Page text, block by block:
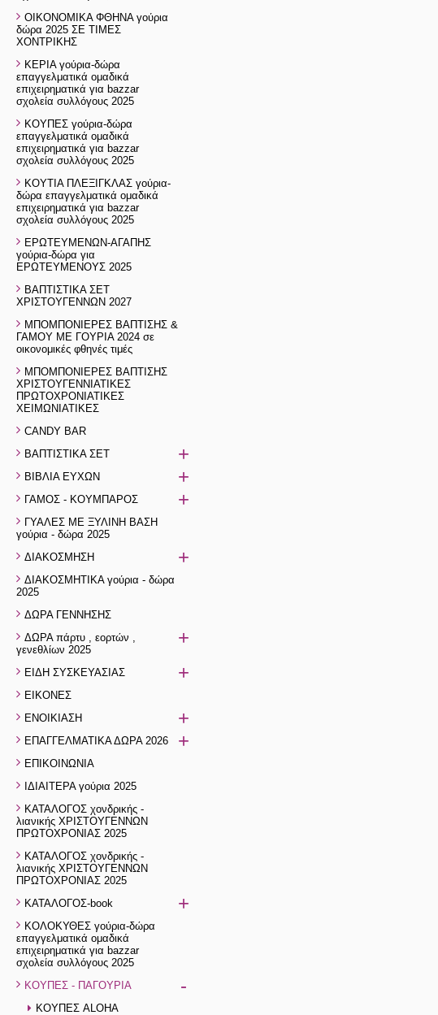
ΟΙΚΟΝΟΜΙΚΑ ΦΘΗΝΑ γούρια
δώρα 2025 ΣΕ ΤΙΜΕΣ
ΧΟΝΤΡΙΚΗΣ
ΚΕΡΙΑ γούρια-δώρα
επαγγελματικά ομαδικά
επιχειρηματικά για bazzar
σχολεία συλλόγους 2025
ΚΟΥΠΕΣ γούρια-δώρα
επαγγελματικά ομαδικά
επιχειρηματικά για bazzar
σχολεία συλλόγους 2025
ΚΟΥΤΙΑ ΠΛΕΞΙΓΚΛΑΣ γούρια-
δώρα επαγγελματικά ομαδικά
επιχειρηματικά για bazzar
σχολεία συλλόγους 2025
ΕΡΩΤΕΥΜΕΝΩΝ-ΑΓΑΠΗΣ
γούρια-δώρα για
ΕΡΩΤΕΥΜΕΝΟΥΣ 2025
ΒΑΠΤΙΣΤΙΚΑ ΣΕΤ
ΧΡΙΣΤΟΥΓΕΝΝΩΝ 2027
ΜΠΟΜΠΟΝΙΕΡΕΣ ΒΑΠΤΙΣΗΣ &
ΓΑΜΟΥ ΜΕ ΓΟΥΡΙΑ 2024 σε
οικονομικές φθηνές τιμές
ΜΠΟΜΠΟΝΙΕΡΕΣ ΒΑΠΤΙΣΗΣ
ΧΡΙΣΤΟΥΓΕΝΝΙΑΤΙΚΕΣ
ΠΡΩΤΟΧΡΟΝΙΑΤΙΚΕΣ
ΧΕΙΜΩΝΙΑΤΙΚΕΣ
CANDY BAR
ΒΑΠΤΙΣΤΙΚΑ ΣΕΤ
+
ΒΙΒΛΙΑ ΕΥΧΩΝ +
ΓΑΜΟΣ - ΚΟΥΜΠΑΡΟΣ +
ΓΥΑΛΕΣ ΜΕ ΞΥΛΙΝΗ ΒΑΣΗ
γούρια - δώρα 2025
ΔΙΑΚΟΣΜΗΣΗ
+
ΔΙΑΚΟΣΜΗΤΙΚΑ γούρια - δώρα
2025
ΔΩΡΑ ΓΕΝΝΗΣΗΣ
ΔΩΡΑ πάρτυ , εορτών ,
γενεθλίων 2025
+
ΕΙΔΗ ΣΥΣΚΕΥΑΣΙΑΣ +
ΕΙΚΟΝΕΣ
ΕΝΟΙΚΙΑΣΗ
+
ΕΠΑΓΓΕΛΜΑΤΙΚΑ ΔΩΡΑ 2026 +
ΕΠΙΚΟΙΝΩΝΙΑ
ΙΔΙΑΙΤΕΡΑ γούρια 2025
ΚΑΤΑΛΟΓΟΣ χονδρικής -
λιανικής ΧΡΙΣΤΟΥΓΕΝΝΩΝ
ΠΡΩΤΟΧΡΟΝΙΑΣ 2025
ΚΑΤΑΛΟΓΟΣ χονδρικής -
λιανικής ΧΡΙΣΤΟΥΓΕΝΝΩΝ
ΠΡΩΤΟΧΡΟΝΙΑΣ 2025
ΚΑΤΑΛΟΓΟΣ-book
+
ΚΟΛΟΚΥΘΕΣ γούρια-δώρα
επαγγελματικά ομαδικά
επιχειρηματικά για bazzar
σχολεία συλλόγους 2025
ΚΟΥΠΕΣ - ΠΑΓΟΥΡΙΑ
-
ΚΟΥΠΕΣ ALOHA